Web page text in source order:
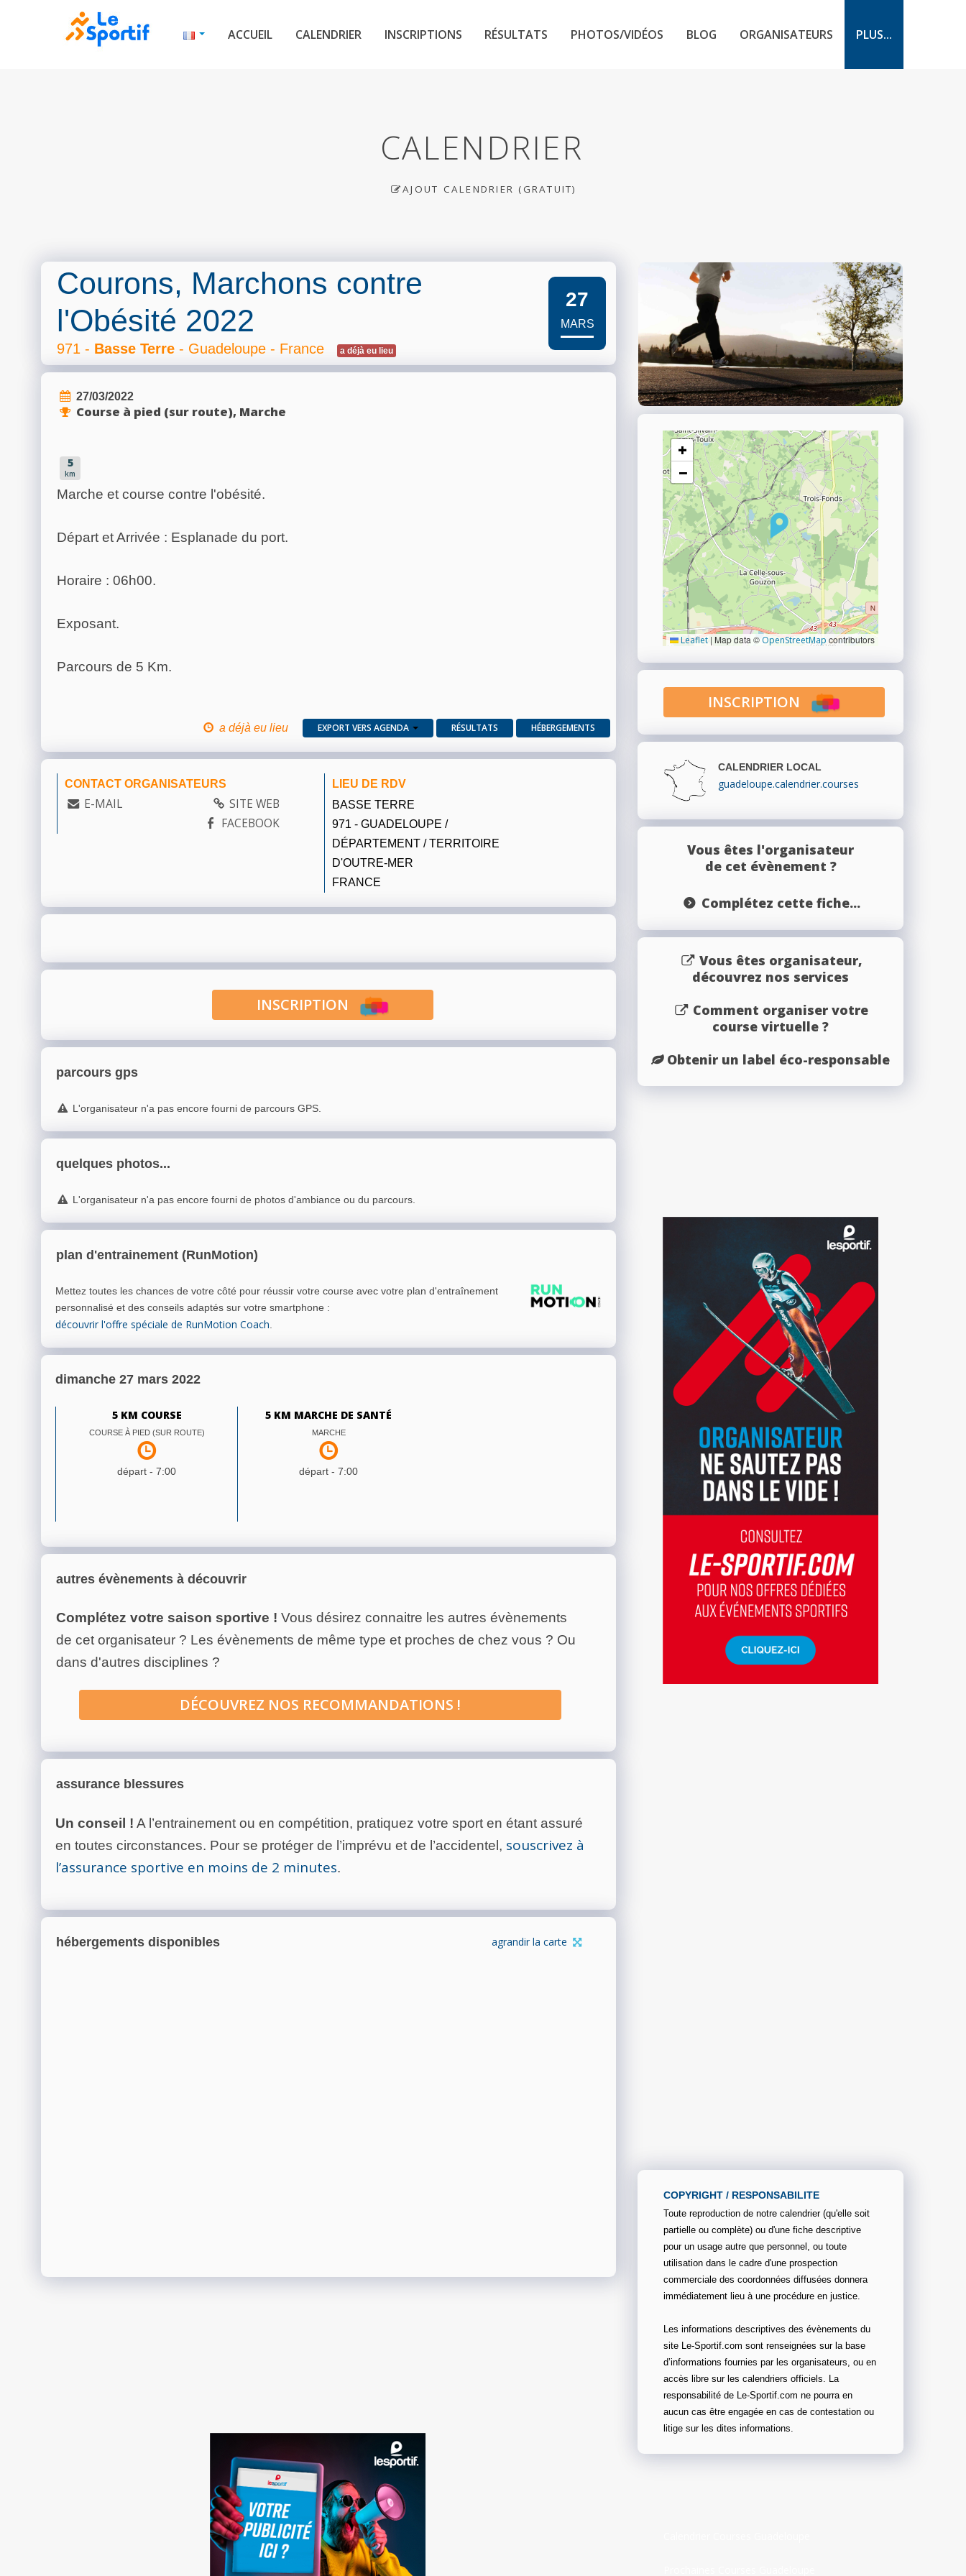
ACCUEIL CALENDRIER INSCRIPTIONS RÉSULTATS PHOTOS/VIDÉOS BLOG ORGANISATEURS PLUS...
CALENDRIER
AJOUT CALENDRIER (GRATUIT)
Courons, Marchons contre
l'Obésité 2022
971 - Basse Terre - Guadeloupe - France a déjà eu lieu
27
MARS
27/03/2022
Course à pied (sur route), Marche
5
km
Marche et course contre l'obésité.
Départ et Arrivée : Esplanade du port.
Horaire : 06h00.
Exposant.
Parcours de 5 Km.
a déjà eu lieu EXPORT VERS AGENDA RÉSULTATS HÉBERGEMENTS
CONTACT ORGANISATEURS
E-MAIL
SITE WEB
FACEBOOK
LIEU DE RDV
BASSE TERRE
971 - GUADELOUPE /
DÉPARTEMENT / TERRITOIRE
D'OUTRE-MER
FRANCE
INSCRIPTION
parcours gps
L'organisateur n'a pas encore fourni de parcours GPS.
quelques photos...
L'organisateur n'a pas encore fourni de photos d'ambiance ou du parcours.
plan d'entrainement (RunMotion)
Mettez toutes les chances de votre côté pour réussir votre course avec votre plan d'entraînement
personnalisé et des conseils adaptés sur votre smartphone :
découvrir l'offre spéciale de RunMotion Coach.
dimanche 27 mars 2022
5 KM COURSE
COURSE À PIED (SUR ROUTE)
départ - 7:00
5 KM MARCHE DE SANTÉ
MARCHE
départ - 7:00
autres évènements à découvrir
Complétez votre saison sportive ! Vous désirez connaitre les autres évènements
de cet organisateur ? Les évènements de même type et proches de chez vous ? Ou
dans d'autres disciplines ?
DÉCOUVREZ NOS RECOMMANDATIONS !
assurance blessures
Un conseil ! A l’entrainement ou en compétition, pratiquez votre sport en étant assuré
en toutes circonstances. Pour se protéger de l’imprévu et de l’accidentel, souscrivez à
l’assurance sportive en moins de 2 minutes.
hébergements disponibles agrandir la carte
+
−
Leaflet | Map data © OpenStreetMap contributors
INSCRIPTION
CALENDRIER LOCAL
guadeloupe.calendrier.courses
Vous êtes l'organisateur
de cet évènement ?
Complétez cette fiche...
Vous êtes organisateur,
découvrez nos services
Comment organiser votre
course virtuelle ?
Obtenir un label éco-responsable
COPYRIGHT / RESPONSABILITE
Toute reproduction de notre calendrier (qu'elle soit
partielle ou complète) ou d'une fiche descriptive
pour un usage autre que personnel, ou toute
utilisation dans le cadre d'une prospection
commerciale des coordonnées diffusées donnera
immédiatement lieu à une procédure en justice.
Les informations descriptives des évènements du
site Le-Sportif.com sont renseignées sur la base
d’informations fournies par les organisateurs, ou en
accès libre sur les calendriers officiels. La
responsabilité de Le-Sportif.com ne pourra en
aucun cas être engagée en cas de contestation ou
litige sur les dites informations.